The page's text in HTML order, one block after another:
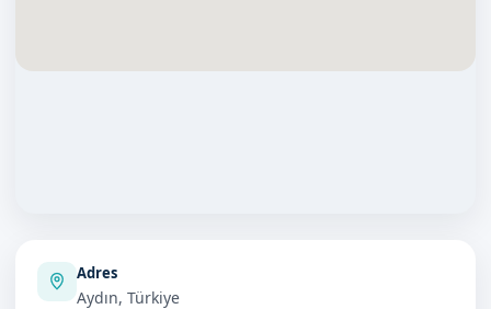
Adres
Aydın, Türkiye